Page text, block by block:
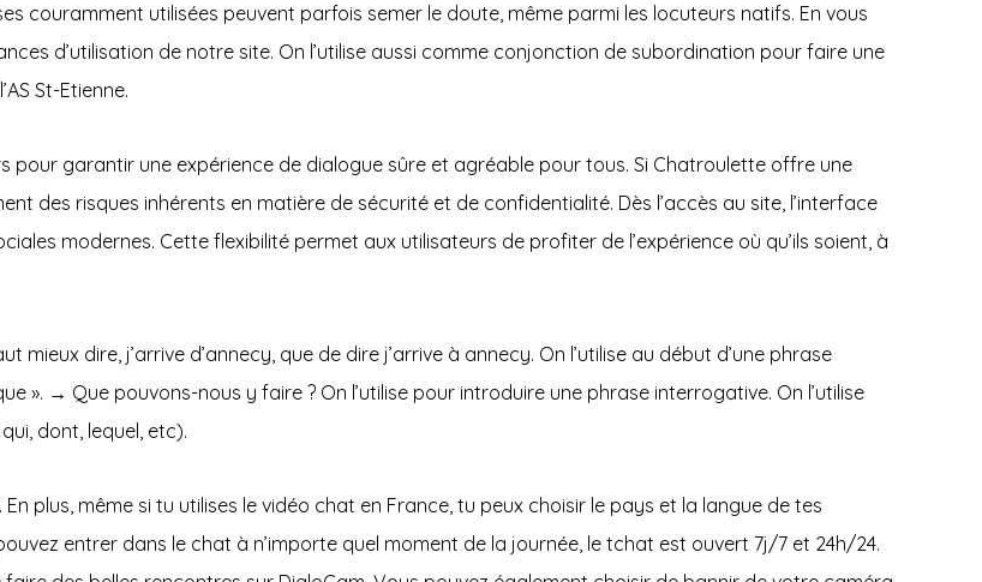
couramment utilisées peuvent parfois semer le doute, même parmi les locuteurs natifs. En vous
d’utilisation de notre site. On l’utilise aussi comme conjonction de subordination pour faire une
St-Etienne.
pour garantir une expérience de dialogue sûre et agréable pour tous. Si Chatroulette offre une
des risques inhérents en matière de sécurité et de confidentialité. Dès l’accès au site, l’interface
modernes. Cette flexibilité permet aux utilisateurs de profiter de l’expérience où qu’ils soient, à
dire, j’arrive d’annecy, que de dire j’arrive à annecy. On l’utilise au début d’une phrase
». → Que pouvons-nous y faire ? On l’utilise pour introduire une phrase interrogative. On l’utilise
dont, lequel, etc).
plus, même si tu utilises le vidéo chat en France, tu peux choisir le pays et la langue de tes
entrer dans le chat à n’importe quel moment de la journée, le tchat est ouvert 7j/7 et 24h/24.